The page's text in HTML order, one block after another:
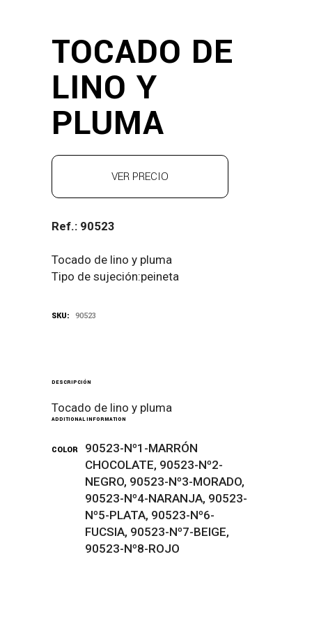
TOCADO DE
LINO Y
PLUMA
VER PRECIO
Ref.: 90523
Tocado de lino y pluma
Tipo de sujeción:peineta
SKU: 90523
DESCRIPCIÓN
Tocado de lino y pluma
ADDITIONAL INFORMATION
COLOR
90523-Nº1-MARRÓN
CHOCOLATE, 90523-Nº2-
NEGRO, 90523-Nº3-MORADO,
90523-Nº4-NARANJA, 90523-
Nº5-PLATA, 90523-Nº6-
FUCSIA, 90523-Nº7-BEIGE,
90523-Nº8-ROJO